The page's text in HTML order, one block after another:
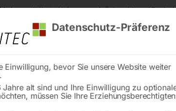
Lieferung nach Österreich und
HDR-K 46-16 SW
Datenschutz-Präferenz
Einwilligung, bevor Sie unsere Website weiter
Jahre alt sind und Ihre Einwilligung zu
müssen Sie Ihre